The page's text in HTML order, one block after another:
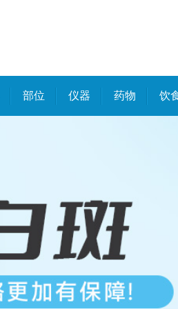
部位 仪器 药物 饮